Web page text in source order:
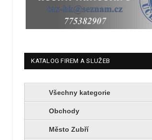
KATALOG FIREM A SLUŽEB
Všechny kategorie
Obchody
Město Zubří